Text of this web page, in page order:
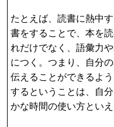
たとえば、読書に熱中
書をすることで、本を
れだけでなく、語彙力
につく。つまり、自分
伝えることができるよ
するということは、自
かな時間の使い方といえ